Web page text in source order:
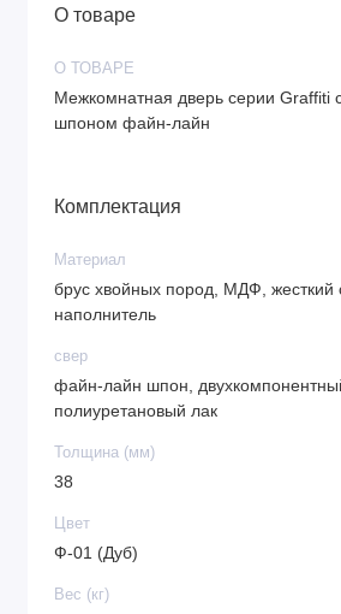
О товаре
О ТОВАРЕ
Межкомнатная дверь серии Graffiti
шпоном файн-лайн
Комплектация
Материал
брус хвойных пород, МДФ, жесткий
наполнитель
свер
файн-лайн шпон,
полиуретановый лак
Толщина (мм)
38
Цвет
Ф-01 (Дуб)
Вес (кг)